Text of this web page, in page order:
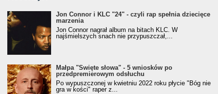
Jon Connor i KLC "24" - czyli rap spełnia dziecięce
marzenia
Jon Connor nagrał album na bitach KLC. W
najśmielszych snach nie przypuszczał,...
Małpa "Święte słowa" - 5 wniosków po
przedpremierowym odsłuchu
Po wypuszczonej w kwietniu 2022 roku płycie "Bóg nie
gra w kości" raper z...